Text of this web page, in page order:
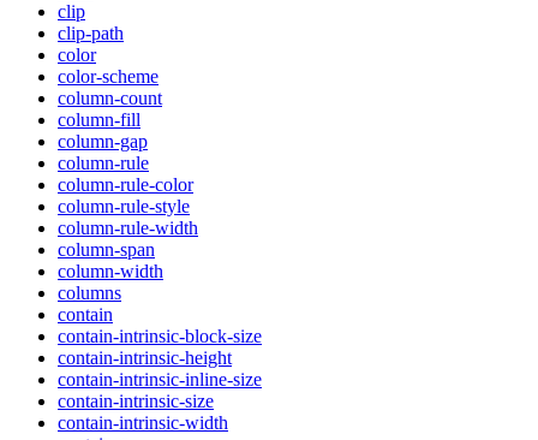
clip
clip-path
color
color-scheme
column-count
column-fill
column-gap
column-rule
column-rule-color
column-rule-style
column-rule-width
column-span
column-width
columns
contain
contain-intrinsic-block-size
contain-intrinsic-height
contain-intrinsic-inline-size
contain-intrinsic-size
contain-intrinsic-width